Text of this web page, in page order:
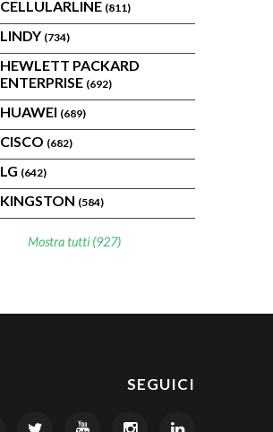
CELLULARLINE (811)
LINDY (734)
HEWLETT PACKARD
ENTERPRISE (692)
HUAWEI (689)
CISCO (682)
LG (642)
KINGSTON (584)
Mostra tutti (927)
SEGUICI